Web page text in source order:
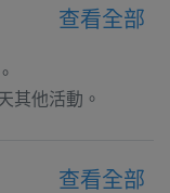
查看全部
其他活動。
查看全部